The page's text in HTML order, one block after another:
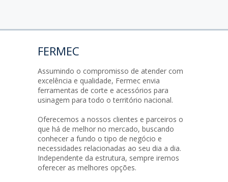
FERMEC
Assumindo o compromisso de atender com
excelência e qualidade, Fermec envia
ferramentas de corte e acessórios para
usinagem para todo o território nacional.
Oferecemos a nossos clientes e parceiros o
que há de melhor no mercado, buscando
conhecer a fundo o tipo de negócio e
necessidades relacionadas ao seu dia a dia.
Independente da estrutura, sempre iremos
oferecer as melhores opções.